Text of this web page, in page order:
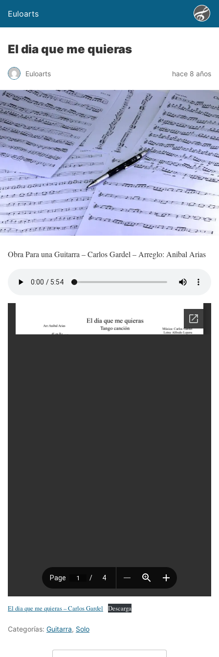
Euloarts
El dia que me quieras
Euloarts hace 8 años
Obra Para una Guitarra – Carlos Gardel – Arreglo: Anibal Arias
El dia que me quieras – Carlos Gardel Descarga
Categorías: Guitarra, Solo